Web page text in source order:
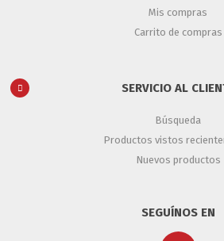
Mis compras
Carrito de compras
SERVICIO AL
Búsqueda
Productos vistos
Nuevos productos
SEGUÍNOS EN